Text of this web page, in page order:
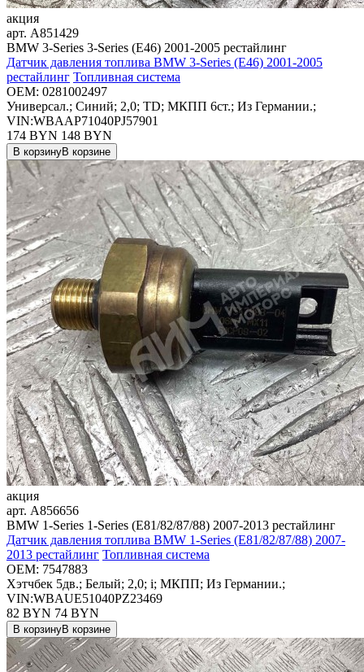
акция
арт. A851429
BMW 3-Series 3-Series (E46) 2001-2005 рестайлинг
Датчик давления топлива BMW 3-Series (E46) 2001-2005
рестайлинг Топливная система
OEM: 0281002497
Универсал.; Синий; 2,0; TD; МКПП 6ст.; Из Германии.;
VIN:WBAAP71040PJ57901
174 BYN 148 BYN
В корзинуВ корзине
акция
арт. A856656
BMW 1-Series 1-Series (E81/82/87/88) 2007-2013 рестайлинг
Датчик давления топлива BMW 1-Series (E81/82/87/88) 2007-
2013 рестайлинг Топливная система
OEM: 7547883
Хэтчбек 5дв.; Белый; 2,0; i; МКПП; Из Германии.;
VIN:WBAUE51040PZ23469
82 BYN 74 BYN
В корзинуВ корзине